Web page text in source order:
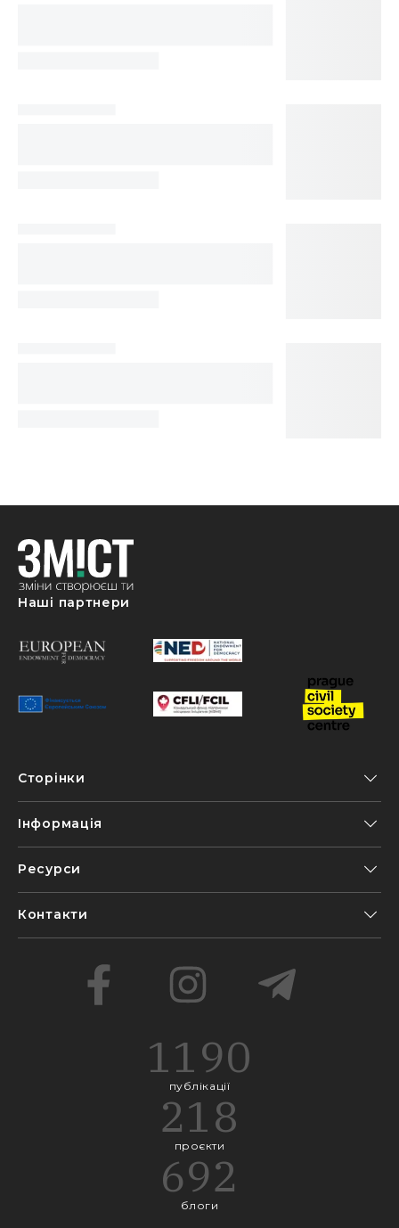
Наші партнери
Сторінки
Інформація
Ресурси
Контакти
1190
публікації
218
проєкти
692
блоги